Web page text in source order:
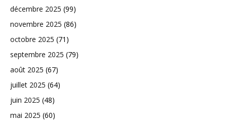
décembre 2025 (99)
novembre 2025 (86)
octobre 2025 (71)
septembre 2025 (79)
août 2025 (67)
juillet 2025 (64)
juin 2025 (48)
mai 2025 (60)